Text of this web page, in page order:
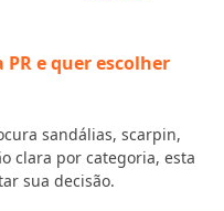
e quer escolher
sandálias, scarpin,
clara por categoria, esta
sua decisão.